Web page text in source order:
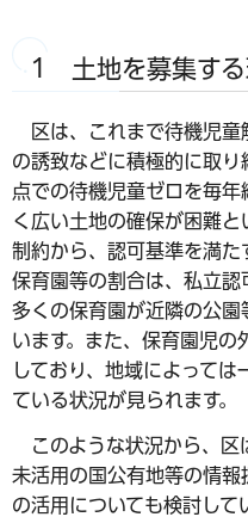
1 土地を募集する
区は、これまで待機児童
の誘致などに積極的に取
点での待機児童ゼロを毎年
く広い土地の確保が困難
制約から、認可基準を満た
保育園等の割合は、私立認
多くの保育園が近隣の公園
います。また、保育園児の
しており、地域によって
ている状況が見られます。
このような状況から、区
未活用の国公有地等の情
の活用についても検討して